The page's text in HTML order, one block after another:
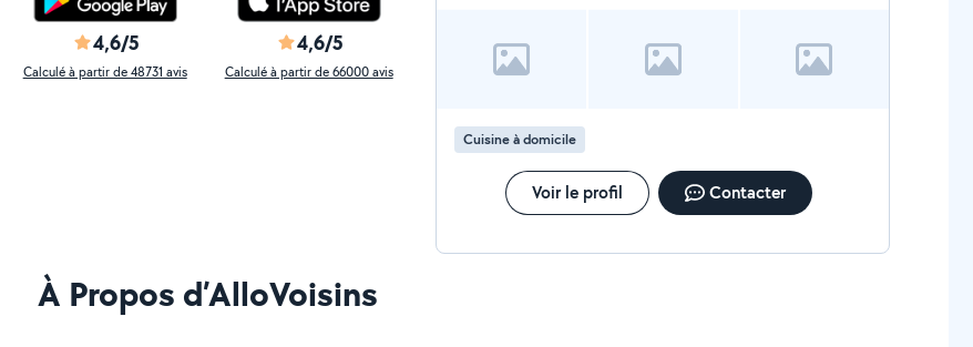
4,6/5
Calculé à partir de 48731 avis
4,6/5
Calculé à partir de 66000 avis
Cuisine à domicile
Voir le profil Contacter
À Propos d’AlloVoisins